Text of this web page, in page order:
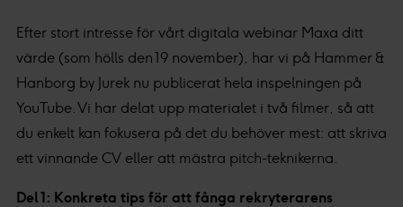
Efter stort intresse för vårt digitala webinar Maxa ditt
värde (som hölls den 19 november), har vi på Hammer &
Hanborg by Jurek nu publicerat hela inspelningen på
YouTube. Vi har delat upp materialet i två filmer, så att
du enkelt kan fokusera på det du behöver mest: att skriva
ett vinnande CV eller att mästra pitch-teknikerna.
Del 1: Konkreta tips för att fånga rekryterarens